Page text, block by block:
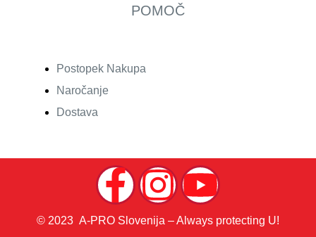
POMOČ
Postopek Nakupa
Naročanje
Dostava
© 2023 A-PRO Slovenija – Always protecting U!